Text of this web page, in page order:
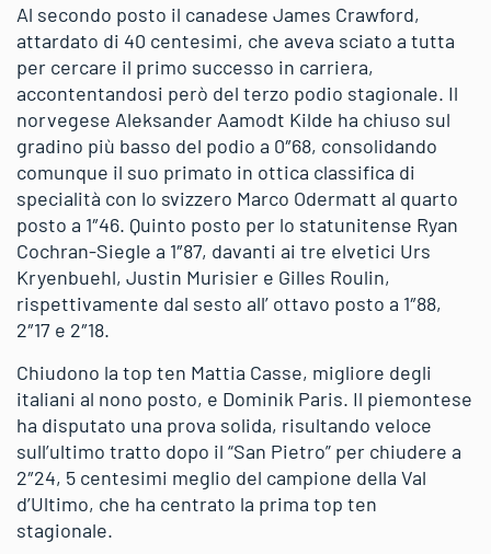
Al secondo posto il canadese James Crawford,
attardato di 40 centesimi, che aveva sciato a tutta
per cercare il primo successo in carriera,
accontentandosi però del terzo podio stagionale. Il
norvegese Aleksander Aamodt Kilde ha chiuso sul
gradino più basso del podio a 0″68, consolidando
comunque il suo primato in ottica classifica di
specialità con lo svizzero Marco Odermatt al quarto
posto a 1″46. Quinto posto per lo statunitense Ryan
Cochran-Siegle a 1″87, davanti ai tre elvetici Urs
Kryenbuehl, Justin Murisier e Gilles Roulin,
rispettivamente dal sesto all’ ottavo posto a 1″88,
2″17 e 2″18.
Chiudono la top ten Mattia Casse, migliore degli
italiani al nono posto, e Dominik Paris. Il piemontese
ha disputato una prova solida, risultando veloce
sull’ultimo tratto dopo il “San Pietro” per chiudere a
2″24, 5 centesimi meglio del campione della Val
d’Ultimo, che ha centrato la prima top ten
stagionale.